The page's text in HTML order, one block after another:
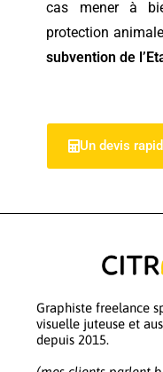
cas mener à
protection
subvention de
Un devis
Graphiste freelance
visuelle juteuse et
depuis 2015.